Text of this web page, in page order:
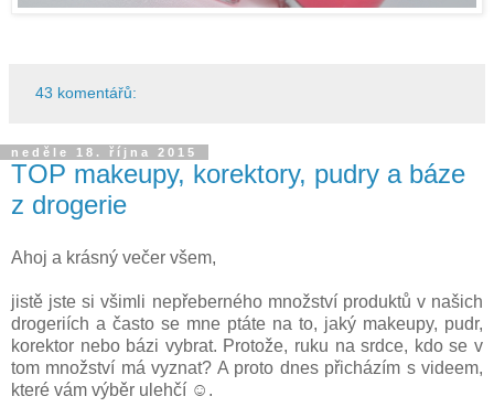
43 komentářů:
neděle 18. října 2015
TOP makeupy, korektory, pudry a báze
z drogerie
Ahoj a krásný večer všem,
jistě jste si všimli nepřeberného množství produktů v našich
drogeriích a často se mne ptáte na to, jaký makeupy, pudr,
korektor nebo bázi vybrat. Protože, ruku na srdce, kdo se v
tom množství má vyznat? A proto dnes přicházím s videem,
které vám výběr ulehčí ☺.